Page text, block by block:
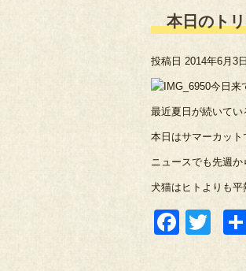
本日のト
投稿日 2014年6月3日
今日来
最近夏日が続いてい
本日はサマーカット
ニュースでも先週
犬猫はヒトよりも平